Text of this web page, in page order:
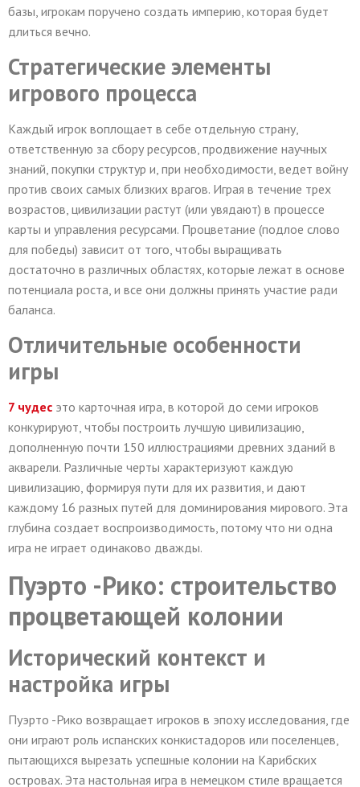
базы, игрокам поручено создать империю, которая будет
длиться вечно.
Стратегические элементы
игрового процесса
Каждый игрок воплощает в себе отдельную страну,
ответственную за сбору ресурсов, продвижение научных
знаний, покупки структур и, при необходимости, ведет войну
против своих самых близких врагов. Играя в течение трех
возрастов, цивилизации растут (или увядают) в процессе
карты и управления ресурсами. Процветание (подлое слово
для победы) зависит от того, чтобы выращивать
достаточно в различных областях, которые лежат в основе
потенциала роста, и все они должны принять участие ради
баланса.
Отличительные особенности
игры
7 чудес это карточная игра, в которой до семи игроков
конкурируют, чтобы построить лучшую цивилизацию,
дополненную почти 150 иллюстрациями древних зданий в
акварели. Различные черты характеризуют каждую
цивилизацию, формируя пути для их развития, и дают
каждому 16 разных путей для доминирования мирового. Эта
глубина создает воспроизводимость, потому что ни одна
игра не играет одинаково дважды.
Пуэрто -Рико: строительство
процветающей колонии
Исторический контекст и
настройка игры
Пуэрто -Рико возвращает игроков в эпоху исследования, где
они играют роль испанских конкистадоров или поселенцев,
пытающихся вырезать успешные колонии на Карибских
островах. Эта настольная игра в немецком стиле вращается